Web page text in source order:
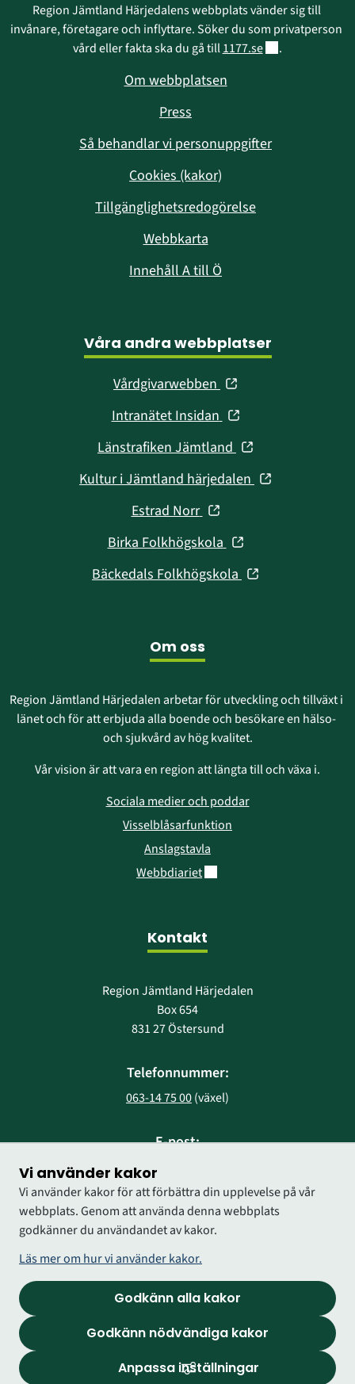
Vi använder kakor
Vi använder kakor för att förbättra din upplevelse på vår
webbplats. Genom att använda denna webbplats
godkänner du användandet av kakor.
Läs mer om hur vi använder kakor.
Godkänn alla kakor
Godkänn nödvändiga kakor
Anpassa inställningar
Region Jämtland Härjedalens webbplats vänder sig till
invånare, företagare och inflyttare. Söker du som privatperson
vård eller fakta ska du gå till 1177.seLänk till annan
.
Om webbplatsen
Press
Så behandlar vi personuppgifter
Cookies (kakor)
Tillgänglighetsredogörelse
Webbkarta
Innehåll A till Ö
Våra andra webbplatser
Vårdgivarwebben (öppnas
nytt
fönster)
Intranätet Insidan (öppnas
nytt
fönster)
Länstrafiken Jämtland (öppnas
nytt
Kultur i Jämtland härjedalen (öppnas
Estrad Norr (öppnas
nytt
fönster)
Birka Folkhögskola (öppnas
nytt
Bäckedals Folkhögskola (öppnas
Om oss
Region Jämtland Härjedalen arbetar för utveckling och tillväxt i
länet och för att erbjuda alla boende och besökare en hälso-
och sjukvård av hög kvalitet.
Vår vision är att vara en region att längta till och växa i.
Sociala medier och poddar
Visselblåsarfunktion
Anslagstavla
WebbdiarietLänk till annan webbplats.
Kontakt
Region Jämtland Härjedalen
Box 654
831 27 Östersund
Telefonnummer:
063-14 75 00 (växel)
E-post:
region@regionjh.se